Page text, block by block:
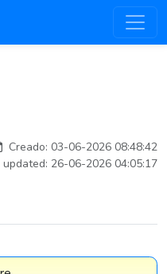
Creado: 03-06-2026 08:48:42
updated: 26-06-2026 04:05:17